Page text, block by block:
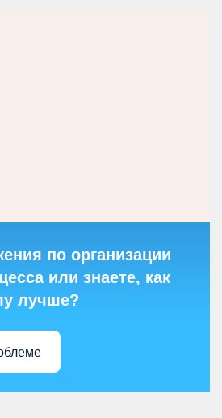
по организации
или знаете, как
лучше?